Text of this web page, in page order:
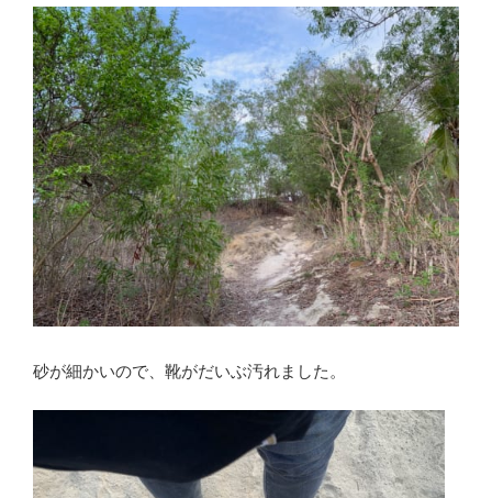
砂が細かいので、靴がだいぶ汚れました。